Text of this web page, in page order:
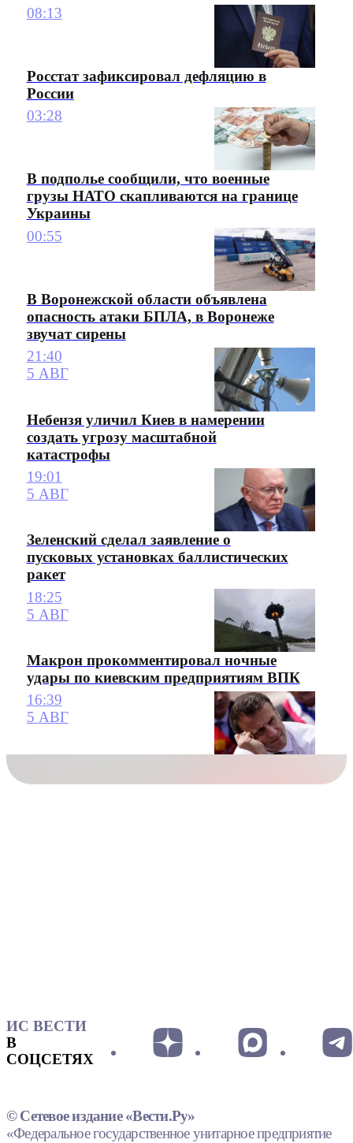
08:13
Росстат зафиксировал дефляцию в
России
03:28
В подполье сообщили, что военные
грузы НАТО скапливаются на границе
Украины
00:55
В Воронежской области объявлена
опасность атаки БПЛА, в Воронеже
звучат сирены
21:40
5 АВГ
Небензя уличил Киев в намерении
создать угрозу масштабной
катастрофы
19:01
5 АВГ
Зеленский сделал заявление о
пусковых установках баллистических
ракет
18:25
5 АВГ
Макрон прокомментировал ночные
удары по киевским предприятиям ВПК
16:39
5 АВГ
ИС ВЕСТИ
В
СОЦСЕТЯХ
© Сетевое издание «Вести.Ру»
«Федеральное государственное унитарное предприятие